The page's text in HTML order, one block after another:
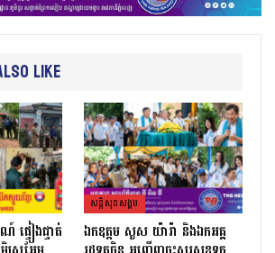
Like
ផ្ទៀងផ្ទាត់
សន្តិសុខសង្គម
ឯកឧត្តម សួស យ៉ារ៉ា និងឯកអគ្គ